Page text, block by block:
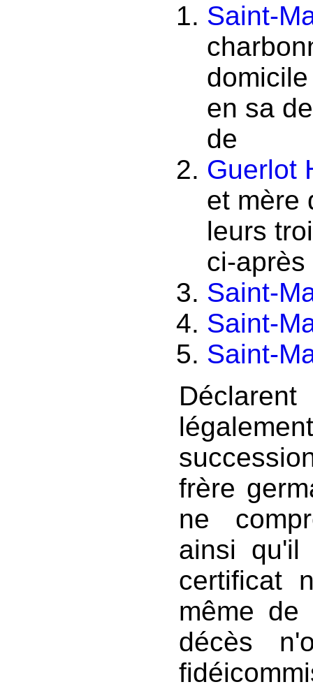
Saint-
en sa
de
Guerlot
et mère
leurs
ci-après
Saint-
Saint-
Saint-
frère
ne
ainsi qu'il
certificat
même
décès